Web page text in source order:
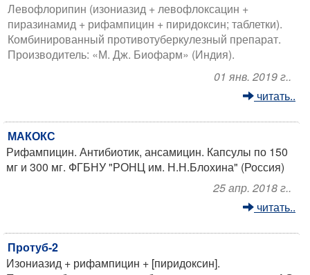
Левофлорипин (изониазид + левофлоксацин +
пиразинамид + рифампицин + пиридоксин; таблетки).
Комбинированный противотуберкулезный препарат.
Производитель: «М. Дж. Биофарм» (Индия).
01 янв. 2019 г..
читать..
МАКОКС
Рифампицин. Антибиотик, ансамицин. Капсулы по 150
мг и 300 мг. ФГБНУ "РОНЦ им. Н.Н.Блохина" (Россия)
25 апр. 2018 г..
читать..
Протуб-2
Изониазид + рифампицин + [пиридоксин].